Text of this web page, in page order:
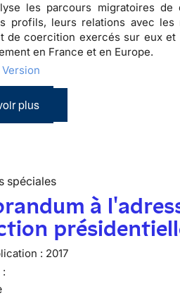
les parcours migratoires
profils, leurs relations avec les
de coercition exercés sur eux
en France et en Europe.
Version
plus
spéciales
à
: 2017